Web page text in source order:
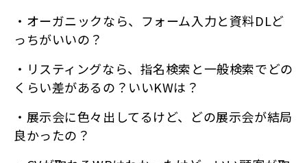
・オーガニックなら、フォーム入力と資料DLど
っちがいいの？
・リスティングなら、指名検索と一般検索でどの
くらい差があるの？いいKWは？
・展示会に色々出してるけど、どの展示会が結局
良かったの？